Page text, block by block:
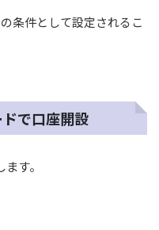
条件として設定されるこ
で口座開設
す。